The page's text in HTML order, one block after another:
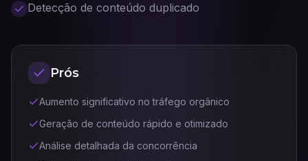
Detecção de conteúdo duplicado
Prós
Aumento significativo no tráfego orgânico
Geração de conteúdo rápido e otimizado
Análise detalhada da concorrência